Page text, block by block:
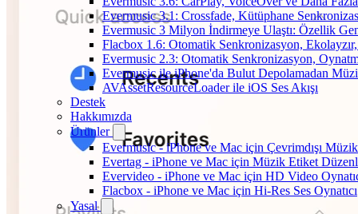
Evermusic 3.1: Crossfade, Kütüphane
Evermusic 3 Milyon İndirmeye Ulaştı: Özellik
Flacbox 1.6: Otomatik Senkronizasyon,
Evermusic 2.3: Otomatik Senkronizasyon,
Evermusic ile iPhone'da Bulut Depolamadan
AVAssetResourceLoader ile iOS Ses Akışı
Destek
Hakkımızda
Ürünler
Evermusic - iPhone ve Mac için Çevrimdışı
Evertag - iPhone ve Mac için Müzik Etiket
Evervideo - iPhone ve Mac için HD Video
Flacbox - iPhone ve Mac için Hi-Res Ses Oynatıcı
Yasal